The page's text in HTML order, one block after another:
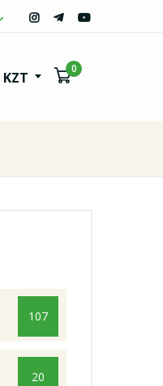
KZT
0
107
20